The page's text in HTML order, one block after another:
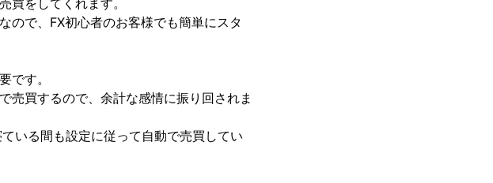
ので、FX初心者のお客様でも簡単にスタ
です。
売買するので、余計な感情に振り回されま
いる間も設定に従って自動で売買してい